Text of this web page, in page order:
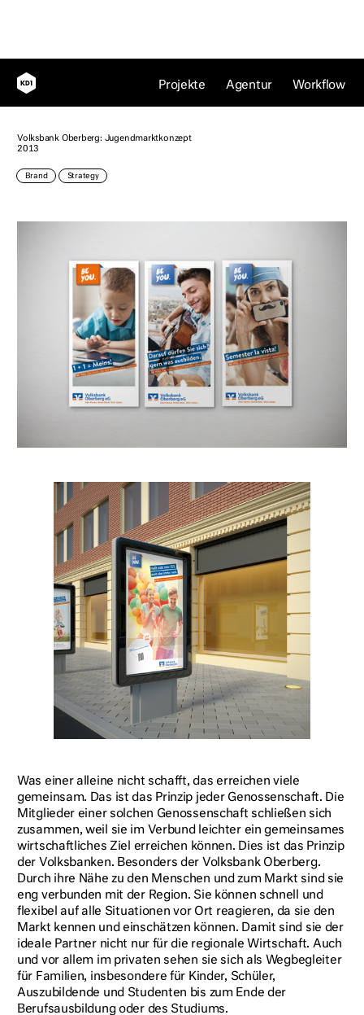
Projekte Agentur Workflow
Be you, einfach mal du sein
Volksbank Oberberg: Jugendmarktkonzept
2013
Brand Strategy
Was einer alleine nicht schafft, das erreichen viele
gemeinsam. Das ist das Prinzip jeder Genossenschaft. Die
Mitglieder einer solchen Genossenschaft schließen sich
zusammen, weil sie im Verbund leichter ein gemeinsames
wirtschaftliches Ziel erreichen können. Dies ist das Prinzip
der Volksbanken. Besonders der Volksbank Oberberg.
Durch ihre Nähe zu den Menschen und zum Markt sind sie
eng verbunden mit der Region. Sie können schnell und
flexibel auf alle Situationen vor Ort reagieren, da sie den
Markt kennen und einschätzen können. Damit sind sie der
ideale Partner nicht nur für die regionale Wirtschaft. Auch
und vor allem im privaten sehen sie sich als Wegbegleiter
für Familien, insbesondere für Kinder, Schüler,
Auszubildende und Studenten bis zum Ende der
Berufsausbildung oder des Studiums.